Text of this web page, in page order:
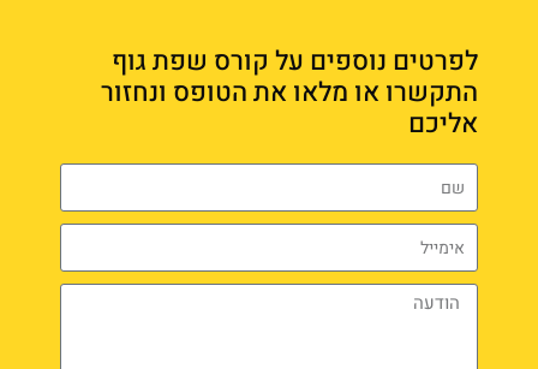
לפרטים נוספים על קורס שפת גוף
התקשרו או מלאו את הטופס ונחזור
אליכם